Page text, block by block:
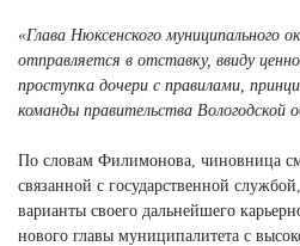
«Глава Нюксенского муниципального
отправляется в отставку, ввиду
проступка дочери с правилами,
команды правительства Вологодской
По словам Филимонова, чиновница
связанной с государственной
варианты своего дальнейшего
нового главы муниципалитета с